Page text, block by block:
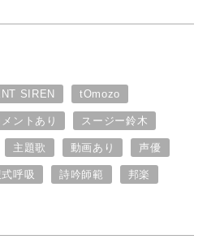
SIREN tOmozo
メントあり スージー鈴木
主題歌 動画あり 声優
式呼吸 詩吟師範 邦楽